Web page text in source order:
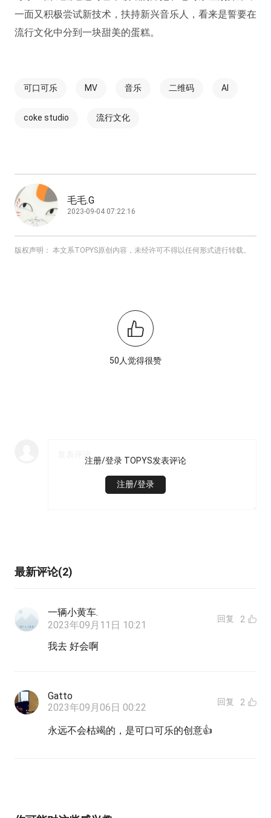
一面又积极尝试新技术，扶持新兴音乐人，看来是誓要在
流行文化中分到一块甜美的蛋糕。
可口可乐 MV 音乐 二维码 AI
coke studio 流行文化
毛毛.G
2023-09-04 07:22:16
版权声明： 本文系TOPYS原创内容，未经许可不得以任何形式进行转载。
50人觉得很赞
注册/登录 TOPYS发表评论
注册/登录
最新评论(2)
一辆小黄车.
2023年09月11日 10:21
回复 2
我去 好会啊
Gatto
2023年09月06日 00:22
回复 2
永远不会枯竭的，是可口可乐的创意👍